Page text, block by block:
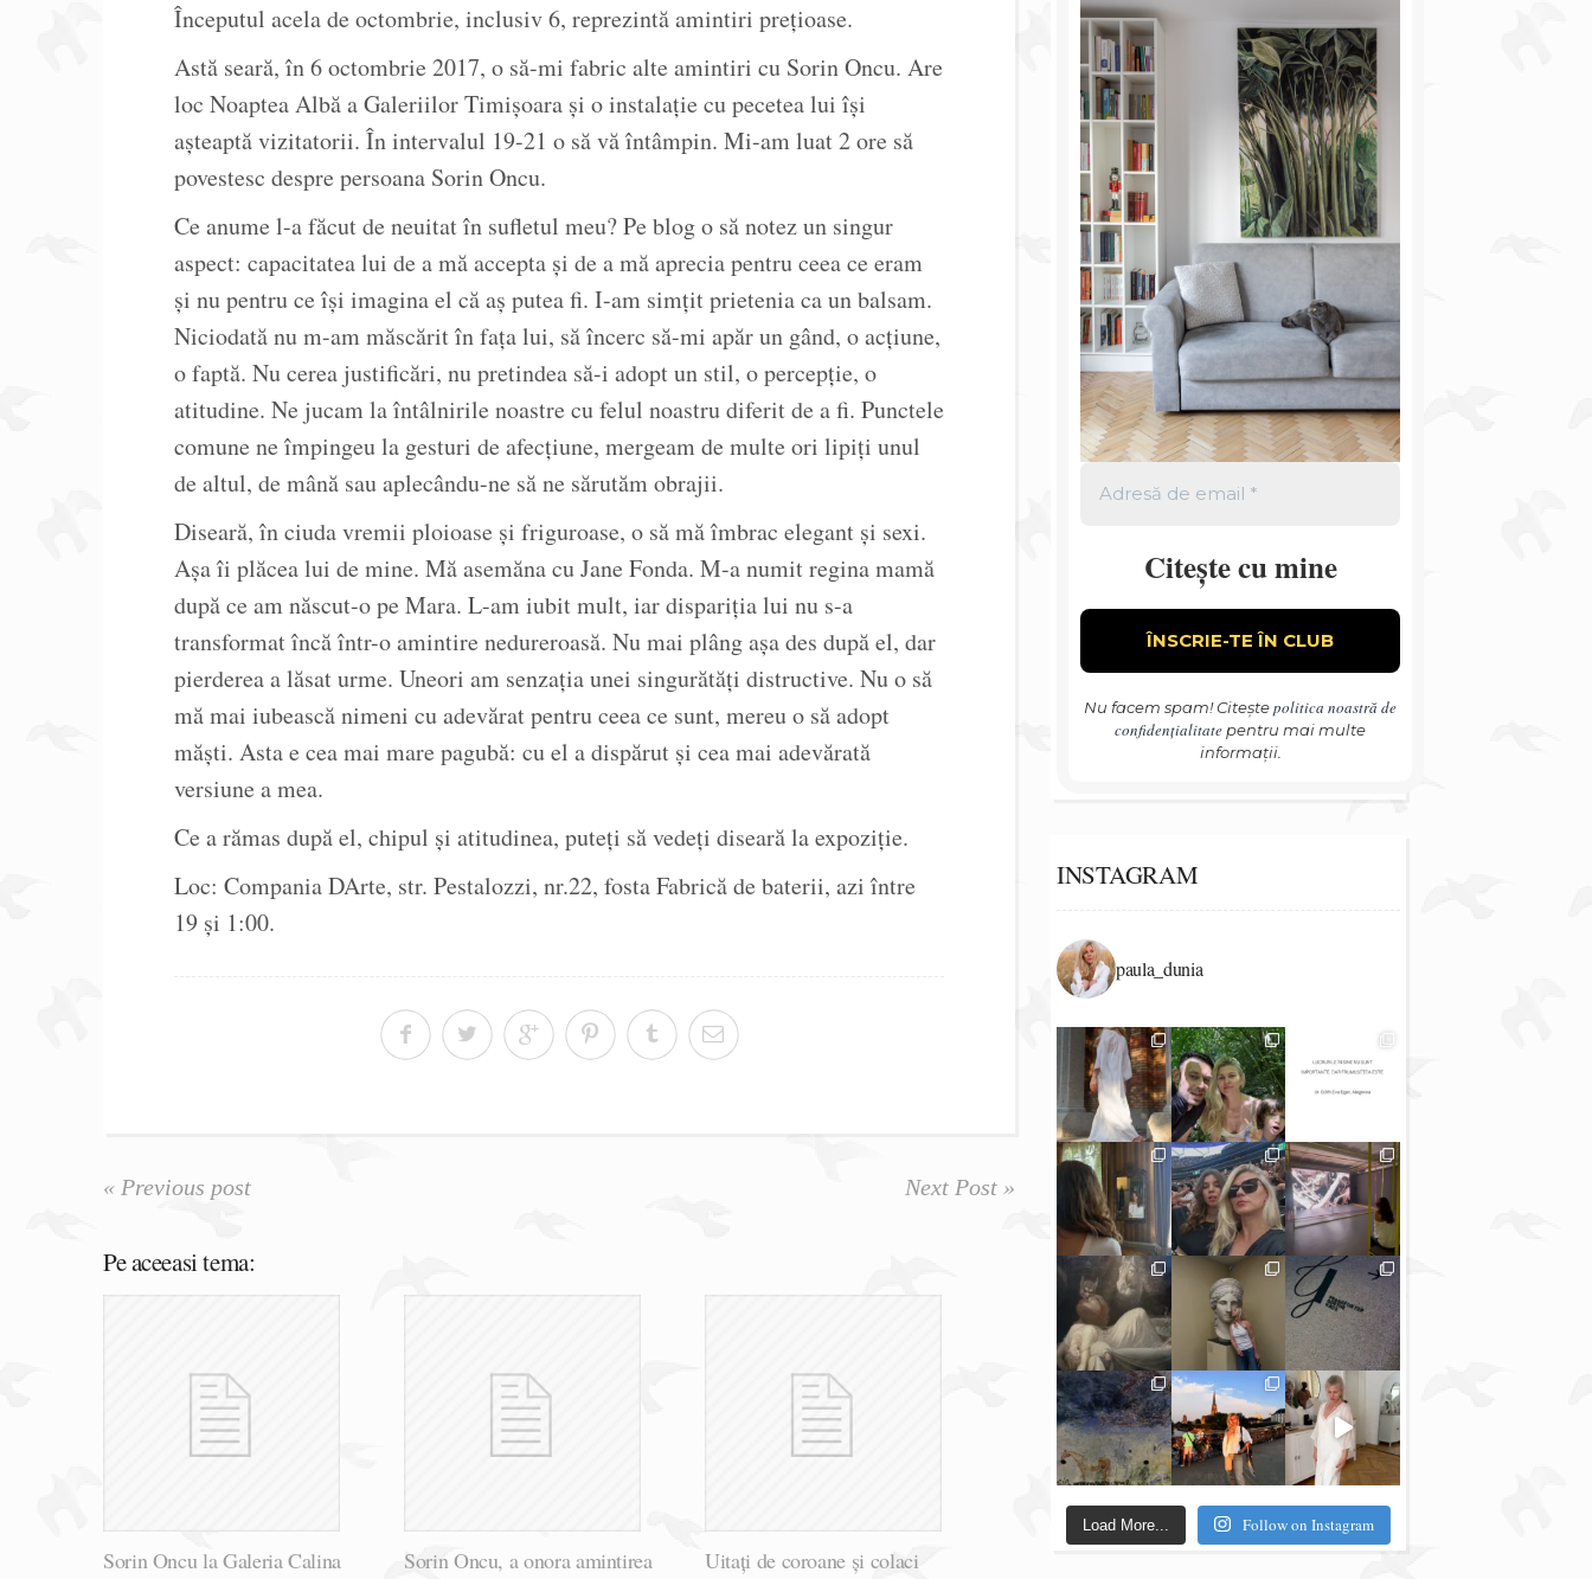
Începutul acela de octombrie, inclusiv 6, reprezintă amintiri prețioase.
Astă seară, în 6 octombrie 2017, o să-mi fabric alte amintiri cu Sorin Oncu. Are
loc Noaptea Albă a Galeriilor Timișoara și o instalație cu pecetea lui își
așteaptă vizitatorii. În intervalul 19-21 o să vă întâmpin. Mi-am luat 2 ore să
povestesc despre persoana Sorin Oncu.
Ce anume l-a făcut de neuitat în sufletul meu? Pe blog o să notez un singur
aspect: capacitatea lui de a mă accepta și de a mă aprecia pentru ceea ce eram
și nu pentru ce își imagina el că aș putea fi. I-am simțit prietenia ca un balsam.
Niciodată nu m-am măscărit în fața lui, să încerc să-mi apăr un gând, o acțiune,
o faptă. Nu cerea justificări, nu pretindea să-i adopt un stil, o percepție, o
atitudine. Ne jucam la întâlnirile noastre cu felul noastru diferit de a fi. Punctele
comune ne împingeu la gesturi de afecțiune, mergeam de multe ori lipiți unul
de altul, de mână sau aplecându-ne să ne sărutăm obrajii.
Diseară, în ciuda vremii ploioase și friguroase, o să mă îmbrac elegant și sexi.
Așa îi plăcea lui de mine. Mă asemăna cu Jane Fonda. M-a numit regina mamă
după ce am născut-o pe Mara. L-am iubit mult, iar dispariția lui nu s-a
transformat încă într-o amintire nedureroasă. Nu mai plâng așa des după el, dar
pierderea a lăsat urme. Uneori am senzația unei singurătăți distructive. Nu o să
mă mai iubească nimeni cu adevărat pentru ceea ce sunt, mereu o să adopt
măști. Asta e cea mai mare pagubă: cu el a dispărut și cea mai adevărată
versiune a mea.
Ce a rămas după el, chipul și atitudinea, puteți să vedeți diseară la expoziție.
Loc: Compania DArte, str. Pestalozzi, nr.22, fosta Fabrică de baterii, azi între
19 și 1:00.
« Previous post Next Post »
Pe aceeasi tema:
Sorin Oncu la Galeria Calina
Sorin Oncu, a onora amintirea
Uitați de coroane și colaci
Citește cu mine
Nu facem spam! Citeștepolitica noastră de
confidențialitate pentru mai multe
informații.
INSTAGRAM
paula_dunia
Load More... Follow on Instagram